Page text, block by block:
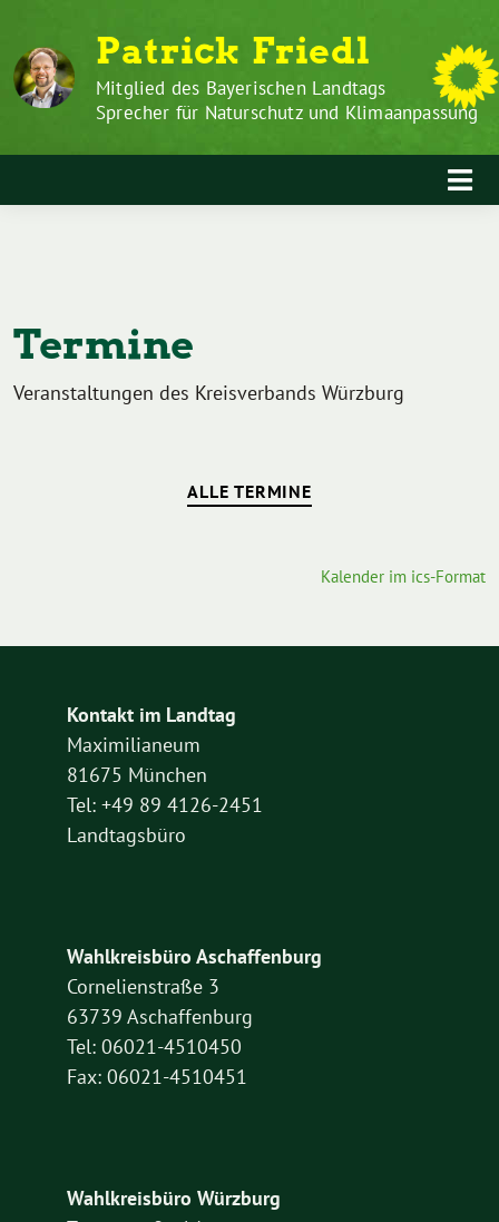
Inhalt
springen
zum
Inhalt
Patrick Friedl
Mitglied des Bayerischen Landtags
Sprecher für Naturschutz und Klimaanpassung
Termine
Veranstaltungen des Kreisverbands Würzburg
ALLE TERMINE
Kalender im ics-Format
Kontakt im Landtag
Maximilianeum
81675 München
Tel: +49 89 4126-2451
Landtagsbüro
Wahlkreisbüro Aschaffenburg
Cornelienstraße 3
63739 Aschaffenburg
Tel: 06021-4510450
Fax: 06021-4510451
Wahlkreisbüro Würzburg